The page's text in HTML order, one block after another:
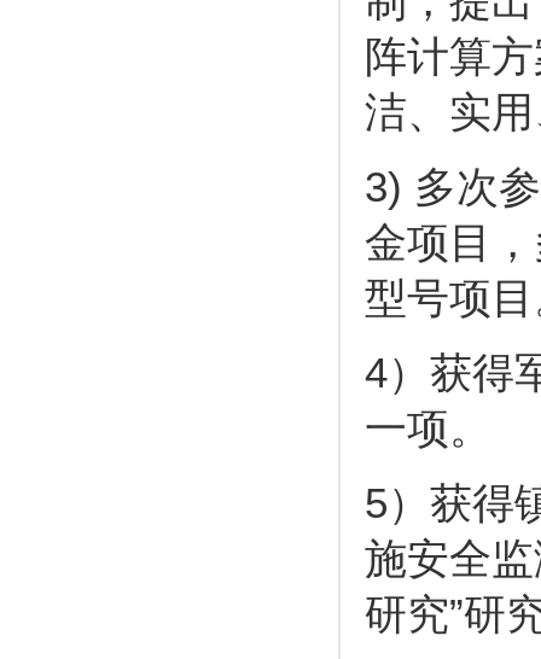
阵计算
洁、实
3) 多次
金项目
型号项
4）获得
一项。
5）获得
施安全
研究”研